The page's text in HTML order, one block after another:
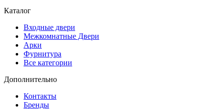
Каталог
Входные двери
Межкомнатные Двери
Арки
Фурнитура
Все категории
Дополнительно
Контакты
Бренды